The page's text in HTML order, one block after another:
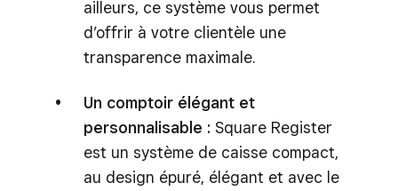
ailleurs, ce système vous permet
d’offrir à votre clientèle une
transparence maximale.
Un comptoir élégant et
personnalisable : Square Register
est un système de caisse compact,
au design épuré, élégant et avec le